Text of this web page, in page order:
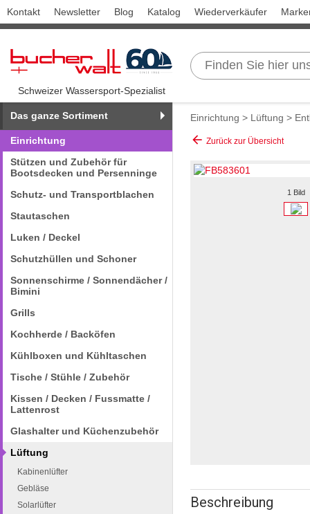
Kontakt Newsletter Blog Katalog Wiederverkäufer
Schweizer Wassersport-Spezialist
Das ganze Sortiment
Einrichtung
Stützen und Zubehör für
Bootsdecken und Persenninge
Schutz- und Transportblachen
Stautaschen
Luken / Deckel
Schutzhüllen und Schoner
Sonnenschirme / Sonnendächer /
Bimini
Grills
Kochherde / Backöfen
Kühlboxen und Kühltaschen
Tische / Stühle / Zubehör
Kissen / Decken / Fussmatte /
Lattenrost
Glashalter und Küchenzubehör
Lüftung
Kabinenlüfter
Gebläse
Solarlüfter
Einrichtung > Lüftung >
arrow_back Zurück zur Übersicht
1 Bild
Beschreibung